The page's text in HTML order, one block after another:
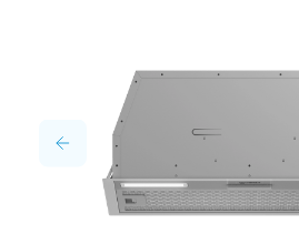
Микроволновые печи
О бренде
Технологии
Вопрос-ответ